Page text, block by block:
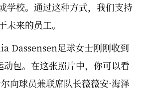
学校。通过这种方式，我们支持
未来的员工。
足球女士刚刚收到
动包。在这张照片中，你可以看
向球员兼联席队长薇薇安·海泽